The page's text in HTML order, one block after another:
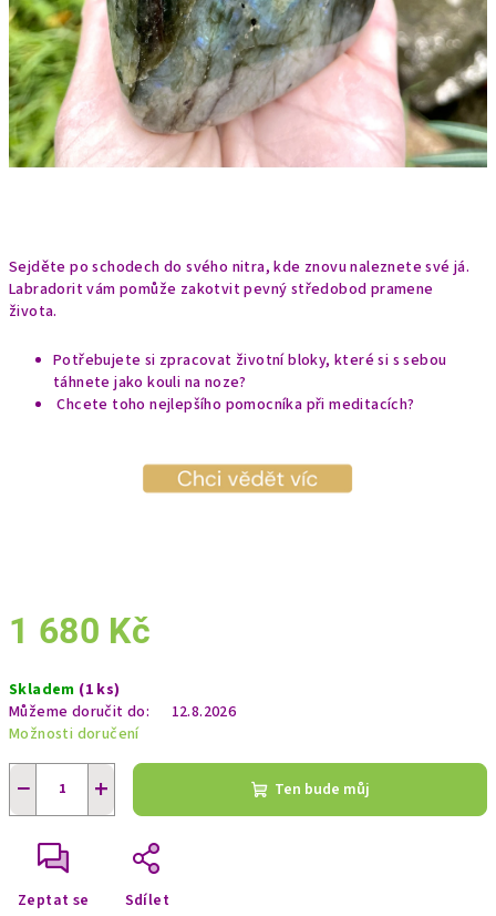
Sejděte po schodech do svého nitra, kde znovu naleznete své já.
Labradorit vám pomůže zakotvit pevný středobod pramene
života.
Potřebujete si zpracovat životní bloky, které si s sebou
táhnete jako kouli na noze?
Chcete toho nejlepšího pomocníka při meditacích?
1 680 Kč
cena:
Skladem (1 ks)
Můžeme doručit do:
12.8.2026
Možnosti doručení
+
− Ten bude můj
Zeptat se Sdílet